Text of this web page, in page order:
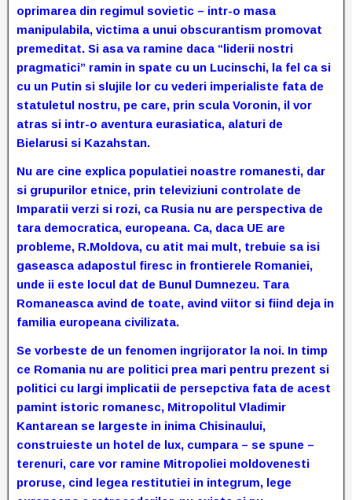
oprimarea din regimul sovietic – intr-o masa
manipulabila, victima a unui obscurantism promovat
premeditat. Si asa va ramine daca “liderii nostri
pragmatici” ramin in spate cu un Lucinschi, la fel ca si
cu un Putin si slujile lor cu vederi imperialiste fata de
statuletul nostru, pe care, prin scula Voronin, il vor
atras si intr-o aventura eurasiatica, alaturi de
Bielarusi si Kazahstan.
Nu are cine explica populatiei noastre romanesti, dar
si grupurilor etnice, prin televiziuni controlate de
Imparatii verzi si rozi, ca Rusia nu are perspectiva de
tara democratica, europeana. Ca, daca UE are
probleme, R.Moldova, cu atit mai mult, trebuie sa isi
gaseasca adapostul firesc in frontierele Romaniei,
unde ii este locul dat de Bunul Dumnezeu. Tara
Romaneasca avind de toate, avind viitor si fiind deja in
familia europeana civilizata.
Se vorbeste de un fenomen ingrijorator la noi. In timp
ce Romania nu are politici prea mari pentru prezent si
politici cu largi implicatii de persepctiva fata de acest
pamint istoric romanesc, Mitropolitul Vladimir
Kantarean se largeste in inima Chisinaului,
construieste un hotel de lux, cumpara – se spune –
terenuri, care vor ramine Mitropoliei moldovenesti
proruse, cind legea restitutiei in integrum, lege